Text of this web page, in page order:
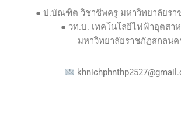
● ป.บัณฑิต วิชาชีพครู มหาวิทยาลัยรา
● วท.บ. เทคโนโลยีไฟฟ้าอุตสา
มหาวิทยาลัยราชภัฏสกลนค